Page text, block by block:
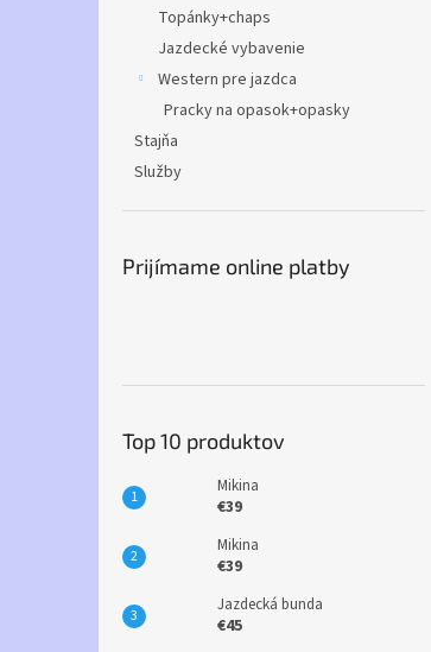
Topánky+chaps
Jazdecké vybavenie
Western pre jazdca
Pracky na opasok+opasky
Stajňa
Služby
Prijímame online platby
Top 10 produktov
Mikina
€39
Mikina
€39
Jazdecká bunda
€45